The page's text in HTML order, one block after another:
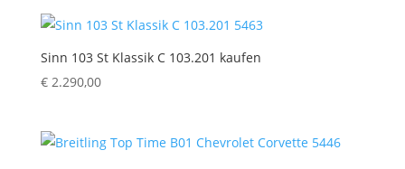
Sinn 103 St Klassik C 103.201 kaufen
€2.290,00